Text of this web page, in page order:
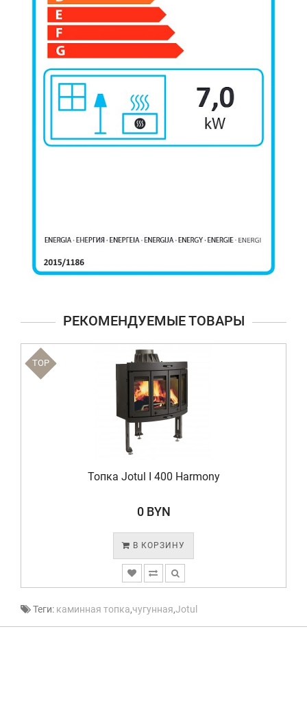
РЕКОМЕНДУЕМЫЕ ТОВАРЫ
TOP
Топка Jotul I 400 Harmony
0 BYN
В КОРЗИНУ
Теги: каминная топка,чугунная,Jotul